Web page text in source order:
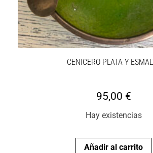
CENICERO PLATA Y
95,00 €
Hay existencias
Añadir al carrito